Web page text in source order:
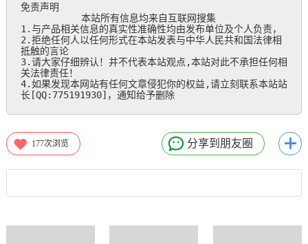
免责声明
本站所有信息均来自互联网搜集
1.与产品相关信息的真实性准确性均由发布单位及个人负责，
2.拒绝任何人以任何形式在本站发表与中华人民共和国法律相
抵触的言论
3.请大家仔细辨认！并不代表本站观点,本站对此不承担任何相
关法律责任！
4.如果发现本网站有任何文章侵犯你的权益,请立刻联系本站站
长[QQ:775191930]，通知给予删除
177次浏览 分享到朋友圈